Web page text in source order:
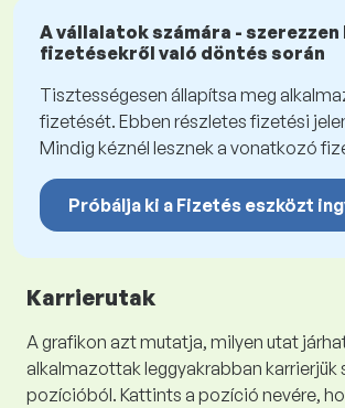
A vállalatok számára - szerezzen
fizetésekről való döntés során
Tisztességesen állapítsa meg
fizetését. Ebben részletes fizetési
Mindig kéznél lesznek a vonatkozó
Próbálja ki a Fizetés eszközt
Karrierutak
A grafikon azt mutatja, milyen utat
alkalmazottak leggyakrabban karrierjük
pozícióból. Kattints a pozíció nevére,